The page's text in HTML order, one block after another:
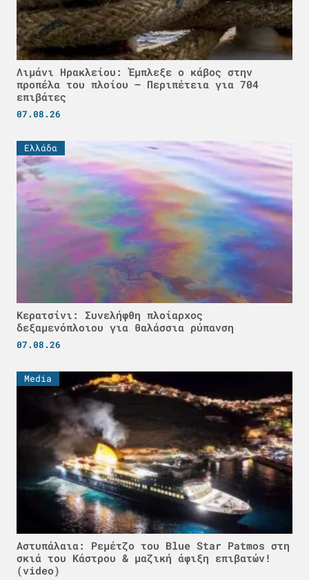
Λιμάνι Ηρακλείου: Έμπλεξε ο κάβος στην
προπέλα του πλοίου – Περιπέτεια για 704
επιβάτες
07.08.26
Ελλάδα
Κερατσίνι: Συνελήφθη πλοίαρχος
δεξαμενόπλοιου για θαλάσσια ρύπανση
07.08.26
Media
Αστυπάλαια: Ρεμέτζο του Blue Star Patmos στη
σκιά του Κάστρου & μαζική άφιξη επιβατών!
(video)